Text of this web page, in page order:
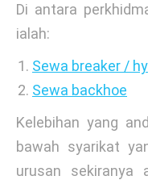
Di antara
ialah:
Sewa breaker /
Sewa backhoe
Kelebihan yang
bawah syarikat
urusan sekiranya